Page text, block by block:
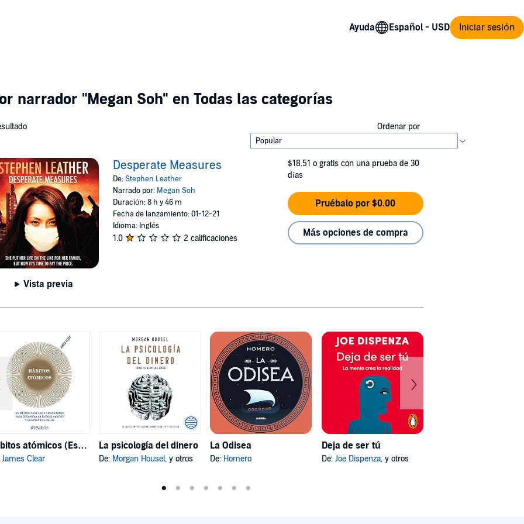
Ayuda Iniciar sesión
narrador "Megan Soh" en Todas las categorías
Ordenar por
Vista previa
Desperate Measures
De:Stephen Leather
Narrado por: Megan Soh
Duración: 8 h y 46 m
Fecha de lanzamiento: 01-12-21
Idioma: Inglés
1.0 2 calificaciones
$18.51 o gratis con una prueba de 30
días
Pruébalo por $0.00
Más opciones de compra
Hábitos atómicos (Español neutro)
James Clear
La psicología del dinero
De: Morgan Housel, y otros
La Odisea
De: Homero
Deja de ser tú
De: Joe Dispenza, y otros